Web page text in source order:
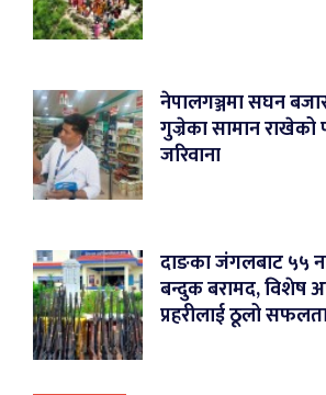
नेपालगञ्जमा सघन
गुज्रेका सामान राखेको
जरिवाना
दाङका जंगलबाट ५५
बन्दुक बरामद, विशेष
प्रहरीलाई ठूलो